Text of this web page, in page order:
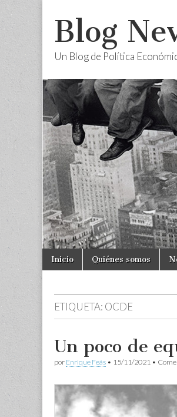
Blog
Un Blog de Política
Main
menu
Skip
Inicio Quiénes somos
ETIQUETA: OCDE
Un poco de
por Enrique Feás • 15/11/2021 •